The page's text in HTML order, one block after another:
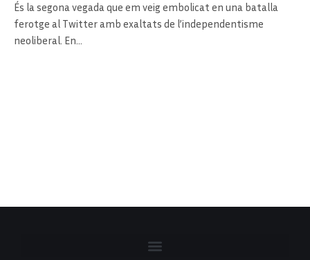
És la segona vegada que em veig embolicat en una batalla
ferotge al Twitter amb exaltats de l’independentisme
neoliberal. En…